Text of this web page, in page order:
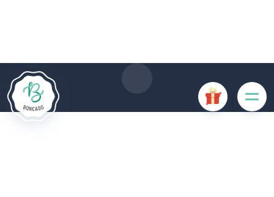
Deaktivierung bestimmter Funktionalitäten der Website.
Andere Cookies werden zu Analyse- oder Marketingzwecken
verwendet.Cookies akzeptieren Cookies verwalten